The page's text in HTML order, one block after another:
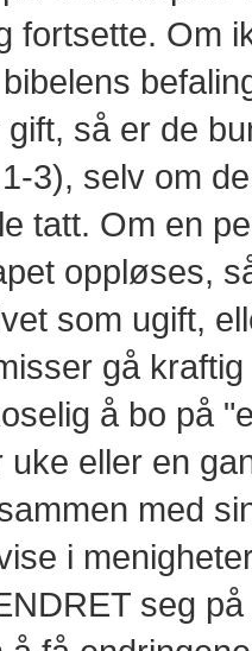
fortsette. Om
så er de
3), selv om
tatt. Om en
oppløses,
som ugift,
gå
å bo på
uke eller en
med
i
seg